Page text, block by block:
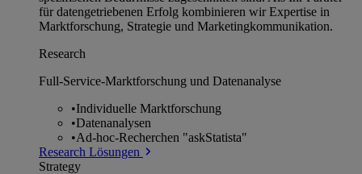
für datengetriebenen Erfolg kombinieren wir Expertise in
Marktforschung, Strategie und Marketingkommunikation.
Research
Full-Service-Marktforschung und Datenanalyse
•Individuelle Marktforschung
•Datenanalysen
•Ad-hoc-Recherchen "askStatista"
Research Lösungen
Strategy